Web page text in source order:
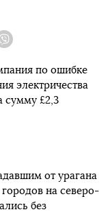
по ошибке
электричества
сумму £2,3
от урагана
на северо-
без